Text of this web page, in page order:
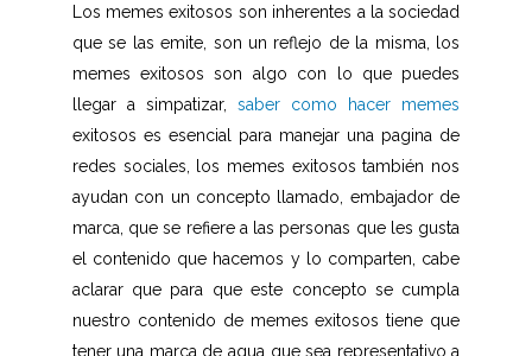
Los memes exitosos son inherentes a la sociedad
que se las emite, son un reflejo de la misma, los
memes exitosos son algo con lo que puedes
llegar a simpatizar, saber como hacer memes
exitosos es esencial para manejar una pagina de
redes sociales, los memes exitosos también nos
ayudan con un concepto llamado, embajador de
marca, que se refiere a las personas que les gusta
el contenido que hacemos y lo comparten, cabe
aclarar que para que este concepto se cumpla
nuestro contenido de memes exitosos tiene que
tener una marca de agua que sea representativo a